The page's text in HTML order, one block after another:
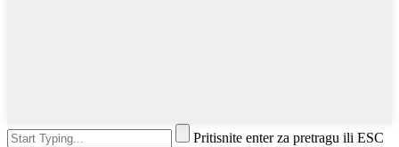
Pritisnite enter za pretragu ili ESC